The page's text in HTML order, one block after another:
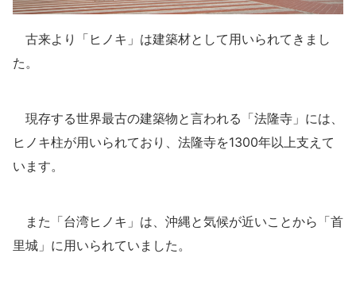
古来より「ヒノキ」は建築材として用いられてきまし
た。
現存する世界最古の建築物と言われる「法隆寺」には、
ヒノキ柱が用いられており、法隆寺を1300年以上支えて
います。
また「台湾ヒノキ」は、沖縄と気候が近いことから「首
里城」に用いられていました。